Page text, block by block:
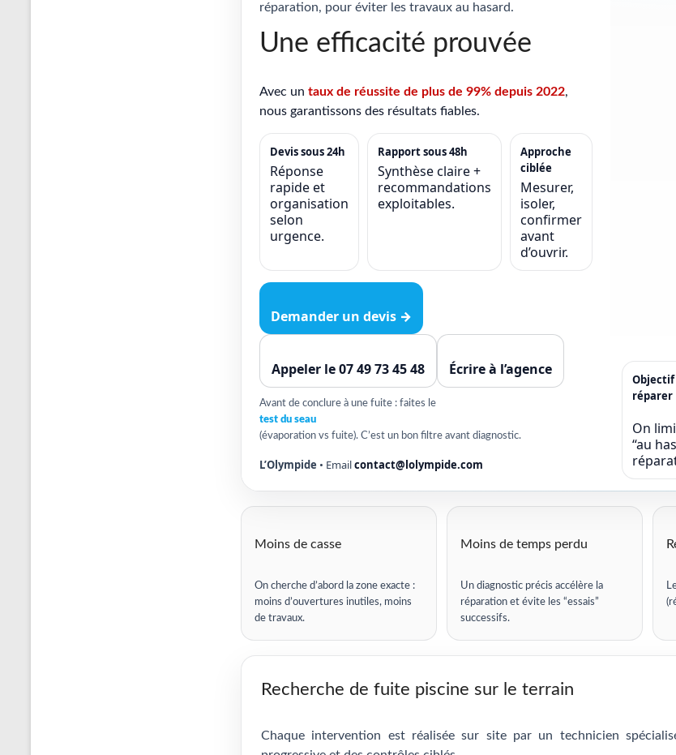
réparation, pour éviter les travaux au hasard.
Une efficacité prouvée
Avec un taux de réussite de plus de 99% depuis 2022,
nous garantissons des résultats fiables.
Devis sous 24h
Réponse
rapide et
organisation
selon
urgence.
Rapport sous 48h
Synthèse claire +
recommandations
exploitables.
Approche
ciblée
Mesurer,
isoler,
confirmer
avant
d’ouvrir.
Demander un devis →
Appeler le 07 49 73 45 48 Écrire à l’agence
Avant de conclure à une fuite : faites le
test du seau
(évaporation vs fuite). C’est un bon filtre avant diagnostic.
L’Olympide • Emailcontact@lolympide.com
Objectif
réparer
On
“au
Moins de casse
On cherche d’abord la zone exacte :
moins d’ouvertures inutiles, moins
de travaux.
Moins de temps perdu
Un diagnostic précis accélère la
réparation et évite les “essais”
successifs.
Recherche de fuite piscine sur le terrain
Chaque intervention est réalisée sur site par un technicien